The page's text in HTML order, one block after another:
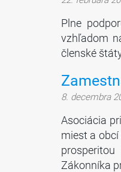
Plne
vzhľadom
členské
8. decembra
Asociácia
miest a
Zákonníka